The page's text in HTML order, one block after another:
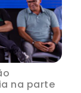
na parte